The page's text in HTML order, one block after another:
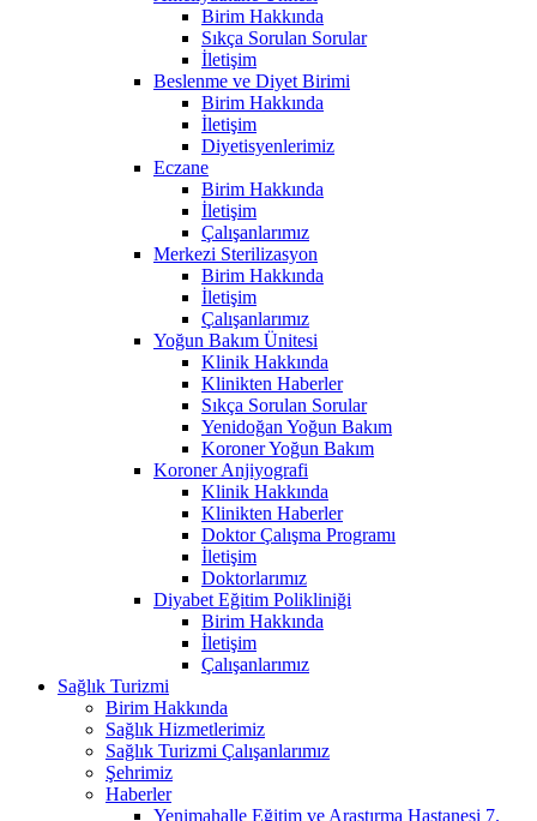
Birim Hakkında
Sıkça Sorulan Sorular
İletişim
Beslenme ve Diyet Birimi
Birim Hakkında
İletişim
Diyetisyenlerimiz
Eczane
Birim Hakkında
İletişim
Çalışanlarımız
Merkezi Sterilizasyon
Birim Hakkında
İletişim
Çalışanlarımız
Yoğun Bakım Ünitesi
Klinik Hakkında
Klinikten Haberler
Sıkça Sorulan Sorular
Yenidoğan Yoğun Bakım
Koroner Yoğun Bakım
Koroner Anjiyografi
Klinik Hakkında
Klinikten Haberler
Doktor Çalışma Programı
İletişim
Doktorlarımız
Diyabet Eğitim Polikliniği
Birim Hakkında
İletişim
Çalışanlarımız
Sağlık Turizmi
Birim Hakkında
Sağlık Hizmetlerimiz
Sağlık Turizmi Çalışanlarımız
Şehrimiz
Haberler
Yenimahalle Eğitim ve Araştırma Hastanesi 7.